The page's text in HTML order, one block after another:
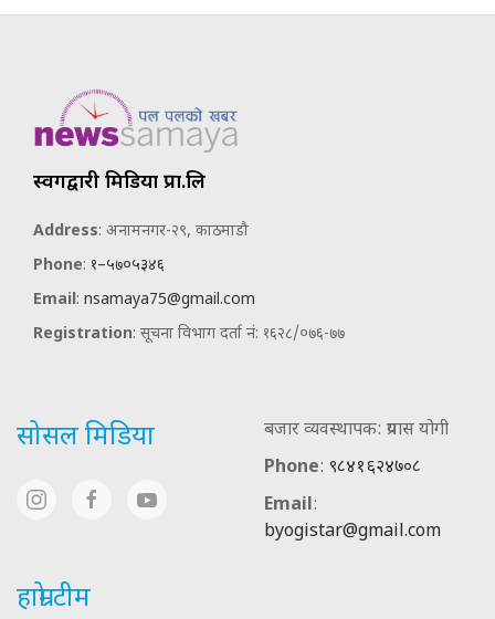
स्वर्गद्वारी मिडिया प्रा.लि
Address: अनामनगर-२९, काठमाडौ
Phone: १–५७०५३४६
Email: nsamaya75@gmail.com
Registration: सूचना विभाग दर्ता नं: १६२८/०७६-७७
सोसल मिडिया
बजार व्यवस्थापक: प्रयास योगी
Phone: ९८४१६२४७०८
Email:
byogistar@gmail.com
हाम्रो टीम